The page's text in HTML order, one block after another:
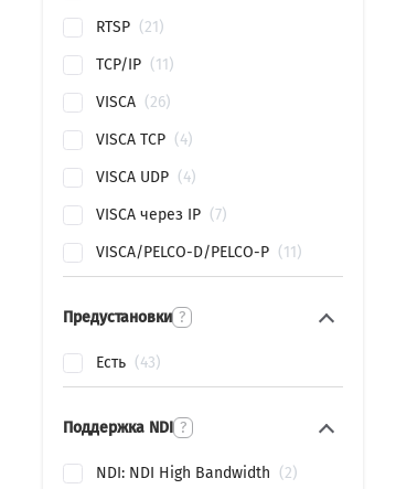
RTSP
21
TCP/IP
11
VISCA
26
VISCA TCP
4
VISCA UDP
4
VISCA через IP
7
VISCA/PELCO-D/PELCO-P
11
Предустановки ?
Есть 43
Поддержка NDI ?
NDI: NDI High Bandwidth 2